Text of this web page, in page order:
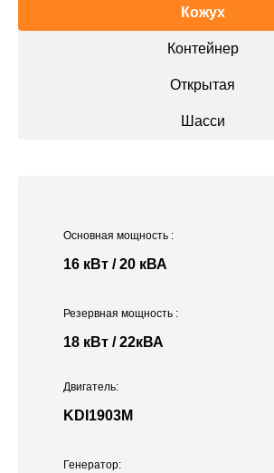
Кожух
Контейнер
Открытая
Шасси
Основная мощность :
16 кВт / 20 кВА
Двигатель:
KDI1903M
Резервная мощность :
18 кВт / 22кВА
Генератор: